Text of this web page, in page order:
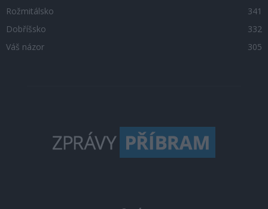
Rožmitálsko
341
Dobříšsko
332
Váš názor
305